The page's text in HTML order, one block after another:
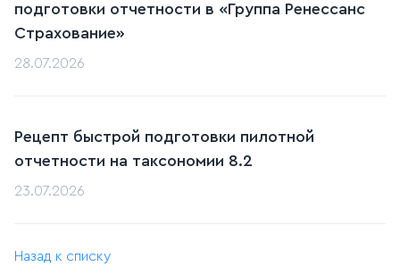
подготовки отчетности в «Группа Ренессанс
Страхование»
28.07.2026
Рецепт быстрой подготовки пилотной
отчетности на таксономии 8.2
23.07.2026
Назад к списку